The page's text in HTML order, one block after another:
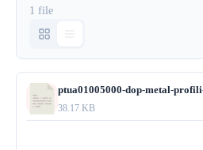
1 file
ptua01005000-dop-metal-
38.17 KB